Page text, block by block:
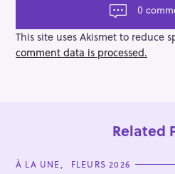
g
a
t
0
This site uses Akismet to reduce
comment data is processed.
Related
C
À LA UNE FLEURS 2026